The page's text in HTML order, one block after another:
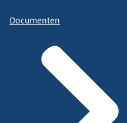
Documenten